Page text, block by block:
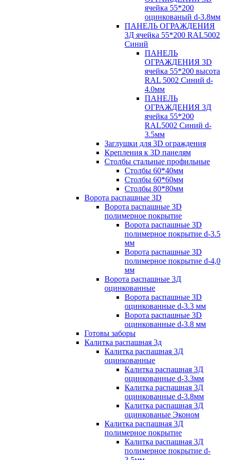
ячейка 55*200
оцинкованый d-3.8мм
ПАНЕЛЬ ОГРАЖДЕНИЯ
3Д ячейка 55*200 RAL5002
Синий
ПАНЕЛЬ
ОГРАЖДЕНИЯ 3D
ячейка 55*200 высота
RAL 5002 Синий d-
4.0мм
ПАНЕЛЬ
ОГРАЖДЕНИЯ 3Д
ячейка 55*200
RAL5002 Синий d-
3.5мм
Заглушки для 3D ограждения
Крепления к 3D панелям
Столбы стальные профильные
Столбы 60*40мм
Столбы 60*60мм
Столбы 80*80мм
Ворота распашные 3D
Ворота распашные 3D
полимерное покрытие
Ворота распашные 3D
полимерное покрытие d-3.5
мм
Ворота распашные 3D
полимерное покрытие d-4,0
мм
Ворота распашные 3Д
оцинкованные
Ворота распашные 3D
оцинкованные d-3.3 мм
Ворота распашные 3D
оцинкованные d-3.8 мм
Готовы заборы
Калитка распашная 3д
Калитка распашная 3Д
оцинкованные
Калитка распашная 3Д
оцинкованные d-3.3мм
Калитка распашная 3Д
оцинкованные d-3.8мм
Калитка распашная 3Д
оцинкованые Эконом
Калитка распашная 3Д
полимерное покрытие
Калитка распашная 3Д
полимерное покрытие d-